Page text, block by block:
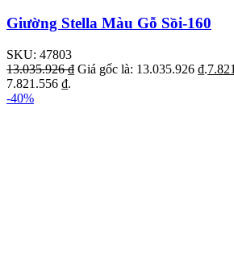
Giường Stella Màu Gỗ Sồi-160
SKU: 47803
13.035.926₫ Giá gốc là: 13.035.926 ₫.
7.821.556 ₫.
-40%